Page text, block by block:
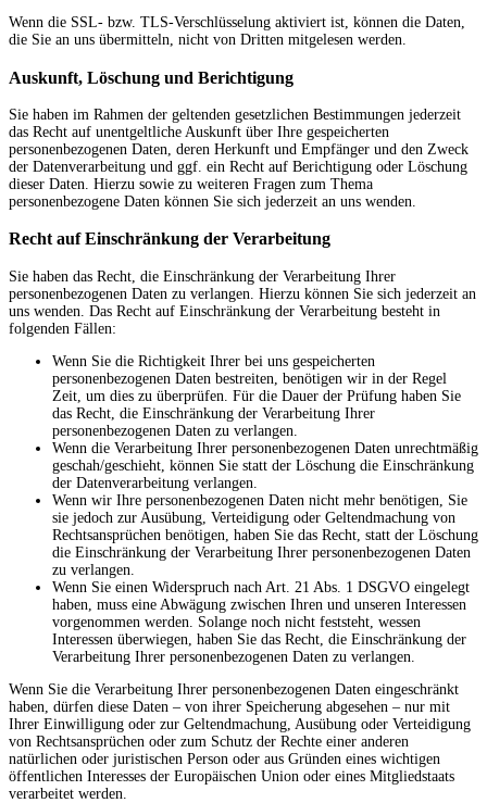
Wenn die SSL- bzw. TLS-Verschlüsselung aktiviert ist, können die Daten,
die Sie an uns übermitteln, nicht von Dritten mitgelesen werden.
Auskunft, Löschung und Berichtigung
Sie haben im Rahmen der geltenden gesetzlichen Bestimmungen jederzeit
das Recht auf unentgeltliche Auskunft über Ihre gespeicherten
personenbezogenen Daten, deren Herkunft und Empfänger und den Zweck
der Datenverarbeitung und ggf. ein Recht auf Berichtigung oder Löschung
dieser Daten. Hierzu sowie zu weiteren Fragen zum Thema
personenbezogene Daten können Sie sich jederzeit an uns wenden.
Recht auf Einschränkung der Verarbeitung
Sie haben das Recht, die Einschränkung der Verarbeitung Ihrer
personenbezogenen Daten zu verlangen. Hierzu können Sie sich jederzeit an
uns wenden. Das Recht auf Einschränkung der Verarbeitung besteht in
folgenden Fällen:
Wenn Sie die Richtigkeit Ihrer bei uns gespeicherten
personenbezogenen Daten bestreiten, benötigen wir in der Regel
Zeit, um dies zu überprüfen. Für die Dauer der Prüfung haben Sie
das Recht, die Einschränkung der Verarbeitung Ihrer
personenbezogenen Daten zu verlangen.
Wenn die Verarbeitung Ihrer personenbezogenen Daten unrechtmäßig
geschah/geschieht, können Sie statt der Löschung die Einschränkung
der Datenverarbeitung verlangen.
Wenn wir Ihre personenbezogenen Daten nicht mehr benötigen, Sie
sie jedoch zur Ausübung, Verteidigung oder Geltendmachung von
Rechtsansprüchen benötigen, haben Sie das Recht, statt der Löschung
die Einschränkung der Verarbeitung Ihrer personenbezogenen Daten
zu verlangen.
Wenn Sie einen Widerspruch nach Art. 21 Abs. 1 DSGVO eingelegt
haben, muss eine Abwägung zwischen Ihren und unseren Interessen
vorgenommen werden. Solange noch nicht feststeht, wessen
Interessen überwiegen, haben Sie das Recht, die Einschränkung der
Verarbeitung Ihrer personenbezogenen Daten zu verlangen.
Wenn Sie die Verarbeitung Ihrer personenbezogenen Daten eingeschränkt
haben, dürfen diese Daten – von ihrer Speicherung abgesehen – nur mit
Ihrer Einwilligung oder zur Geltendmachung, Ausübung oder Verteidigung
von Rechtsansprüchen oder zum Schutz der Rechte einer anderen
natürlichen oder juristischen Person oder aus Gründen eines wichtigen
öffentlichen Interesses der Europäischen Union oder eines Mitgliedstaats
verarbeitet werden.